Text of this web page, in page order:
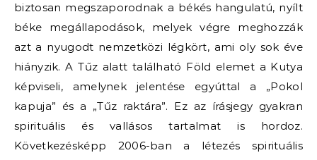
biztosan megszaporodnak a békés hangulatú, nyílt
béke megállapodások, melyek végre meghozzák
azt a nyugodt nemzetközi légkört, ami oly sok éve
hiányzik. A Tűz alatt található Föld elemet a Kutya
képviseli, amelynek jelentése egyúttal a „Pokol
kapuja” és a „Tűz raktára”. Ez az írásjegy gyakran
spirituális és vallásos tartalmat is hordoz.
Következésképp 2006-ban a létezés spirituális